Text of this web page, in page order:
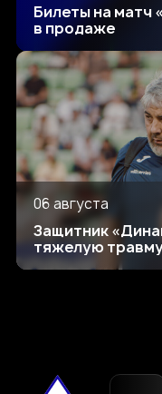
Билеты на матч
в продаже
06 августа
Защитник
тяжелую